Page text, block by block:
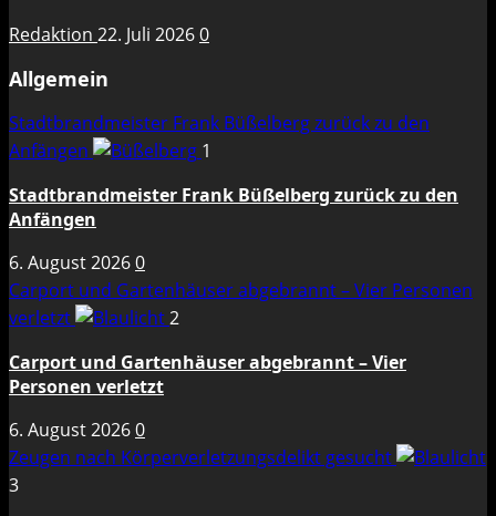
Redaktion 22. Juli 20260
Allgemein
Stadtbrandmeister Frank Büßelberg zurück zu den
Anfängen
1
Stadtbrandmeister Frank Büßelberg zurück zu den
Anfängen
6. August 20260
Carport und Gartenhäuser abgebrannt – Vier Personen
verletzt
2
Carport und Gartenhäuser abgebrannt – Vier
Personen verletzt
6. August 20260
Zeugen nach Körperverletzungsdelikt gesucht
3